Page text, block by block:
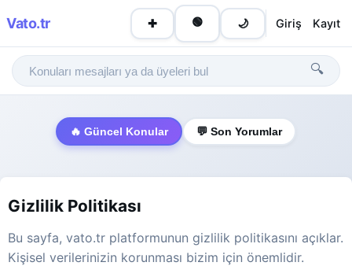
Vato.tr ✚ 🟢 🌙 Giriş Kayıt
🔍
🔥 Güncel Konular 💬 Son Yorumlar
Gizlilik Politikası
Bu sayfa, vato.tr platformunun gizlilik politikasını açıklar.
Kişisel verilerinizin korunması bizim için önemlidir.